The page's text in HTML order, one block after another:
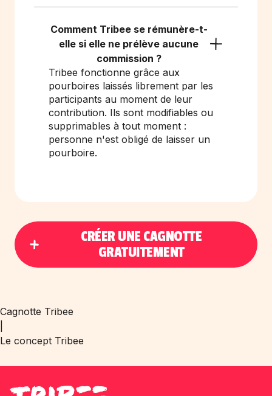
Comment Tribee se rémunère-t-
elle si elle ne prélève aucune
commission ?
Tribee fonctionne grâce aux
pourboires laissés librement par les
participants au moment de leur
contribution. Ils sont modifiables ou
supprimables à tout moment :
personne n'est obligé de laisser un
pourboire.
CRÉER UNE CAGNOTTE
GRATUITEMENT
Cagnotte Tribee
Le concept Tribee